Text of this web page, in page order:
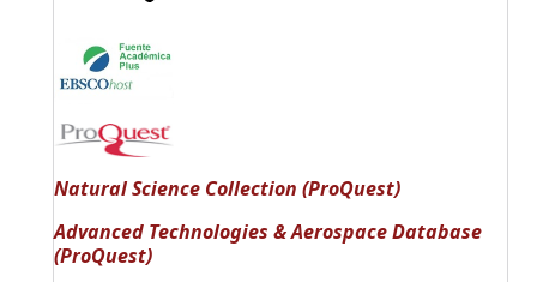
Natural Science Collection (ProQuest)
Advanced Technologies & Aerospace Database
(ProQuest)